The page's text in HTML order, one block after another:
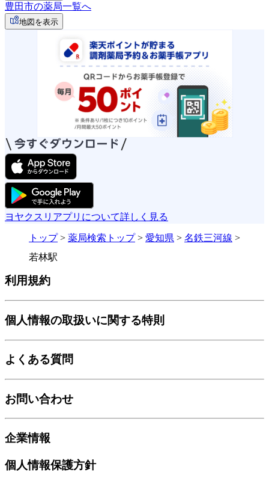
豊田市の薬局一覧へ
地図を表示
ヨヤクスリアプリについて詳しく見る
トップ> 薬局検索トップ> 愛知県 > 名鉄三河線 >
若林駅
利用規約
個人情報の取扱いに関する特則
よくある質問
お問い合わせ
企業情報
個人情報保護方針